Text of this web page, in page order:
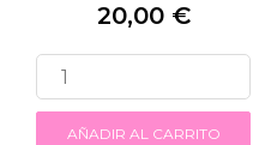
20,00 €
AÑADIR AL CARRITO